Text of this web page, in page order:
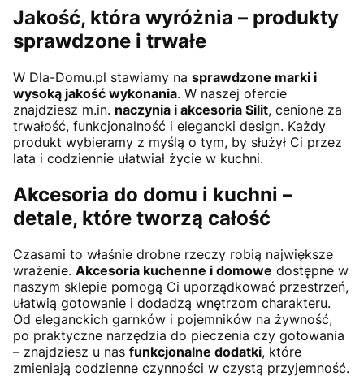
Jakość, która wyróżnia – produkty
sprawdzone i trwałe
W Dla-Domu.pl stawiamy na sprawdzone marki i
wysoką jakość wykonania. W naszej ofercie
znajdziesz m.in. naczynia i akcesoria Silit, cenione za
trwałość, funkcjonalność i elegancki design. Każdy
produkt wybieramy z myślą o tym, by służył Ci przez
lata i codziennie ułatwiał życie w kuchni.
Akcesoria do domu i kuchni –
detale, które tworzą całość
Czasami to właśnie drobne rzeczy robią największe
wrażenie. Akcesoria kuchenne i domowe dostępne w
naszym sklepie pomogą Ci uporządkować przestrzeń,
ułatwią gotowanie i dodadzą wnętrzom charakteru.
Od eleganckich garnków i pojemników na żywność,
po praktyczne narzędzia do pieczenia czy gotowania
– znajdziesz u nas funkcjonalne dodatki, które
zmieniają codzienne czynności w czystą przyjemność.